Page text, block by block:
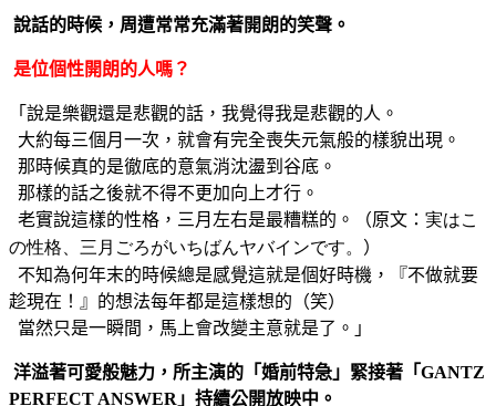
說話的時候，周遭常常充滿著開朗的笑聲。
是位個性開朗的人嗎？
「說是樂觀還是悲觀的話，我覺得我是悲觀的人。
大約每三個月一次，就會有完全喪失元氣般的樣貌出現。
那時候真的是徹底的意氣消沈盪到谷底。
那樣的話之後就不得不更加向上才行。
老實說這樣的性格，三月左右是最糟糕的。（原文： 実はこ
の性格、三月ごろがいちばんヤバインです。 ）
不知為何年末的時候總是感覺這就是個好時機，『不做就要
趁現在！』的想法每年都是這樣想的（笑）
當然只是一瞬間，馬上會改變主意就是了。」
洋溢著可愛般魅力，所主演的「婚前特急」緊接著「GANTZ
PERFECT ANSWER」持續公開放映中。